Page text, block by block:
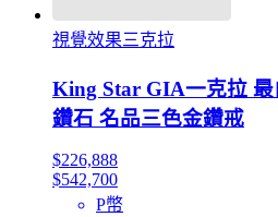
視覺效果三克拉
King Star GIA一克拉
鑽石 名品三色金鑽戒
$226,888
$542,700
P幣